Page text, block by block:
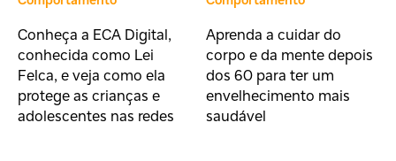
Conheça a ECA Digital,
conhecida como Lei
Felca, e veja como ela
protege as crianças e
adolescentes nas redes
Aprenda a cuidar do
corpo e da mente depois
dos 60 para ter um
envelhecimento mais
saudável